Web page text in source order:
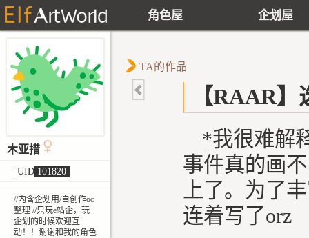
角色屋 企划屋
木亚措
UID 101820
//内含企划用/自创作oc
整理 //只玩e站企，玩
企划的时候欢迎互
动！！谢谢和我的角色
TA的作品
【RAAR】
*我很难解
事件真的画
上了。为了
连着写了orz